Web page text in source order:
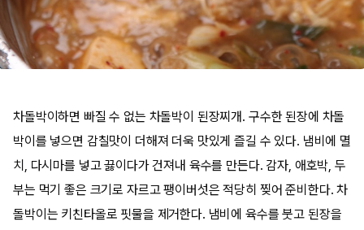
차돌박이하면 빠질 수 없는 차돌박이 된장찌개. 구수한 된장에 차돌
박이를 넣으면 감칠맛이 더해져 더욱 맛있게 즐길 수 있다. 냄비에 멸
치, 다시마를 넣고 끓이다가 건져내 육수를 만든다. 감자, 애호박, 두
부는 먹기 좋은 크기로 자르고 팽이버섯은 적당히 찢어 준비한다. 차
돌박이는 키친타올로 핏물을 제거한다. 냄비에 육수를 붓고 된장을